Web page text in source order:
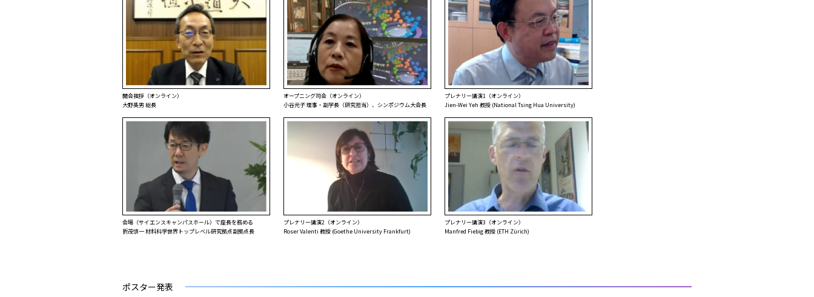
開会挨拶（オンライン）
大野英男 総長
オープニング司会（オンライン）
小谷元子 理事・副学長（研究担当）、シンポジウム大会長
プレナリー講演1（オンライン）
Jien-Wei Yeh 教授 (National Tsing Hua University)
会場（サイエンスキャンパスホール）で座長を務める
折茂慎一 材料科学世界トップレベル研究拠点副拠点長
プレナリー講演2（オンライン）
Roser Valenti 教授 (Goethe University Frankfurt)
プレナリー講演3（オンライン）
Manfred Fiebig 教授 (ETH Zürich)
ポスター発表